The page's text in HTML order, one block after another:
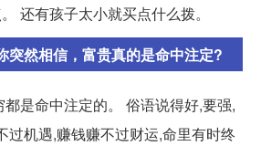
还有孩子太小就买点什么拨。
突然相信，富贵真的是命中注定?
是命中注定的。 俗语说得好,要强,
过机遇,赚钱赚不过财运,命里有时终